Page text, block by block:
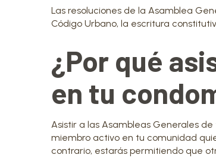
Las resoluciones de la Asamblea
Código Urbano, la escritura
¿Por qué
en tu
Asistir a las Asambleas Generales
miembro activo en tu comunidad
contrario, estarás permitiendo que